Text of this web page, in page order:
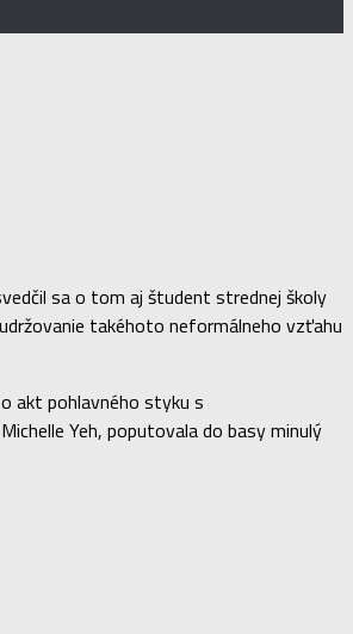
sa o tom aj študent strednej školy
takéhoto neformálneho vzťahu
akt pohlavného styku s
Yeh, poputovala do basy minulý